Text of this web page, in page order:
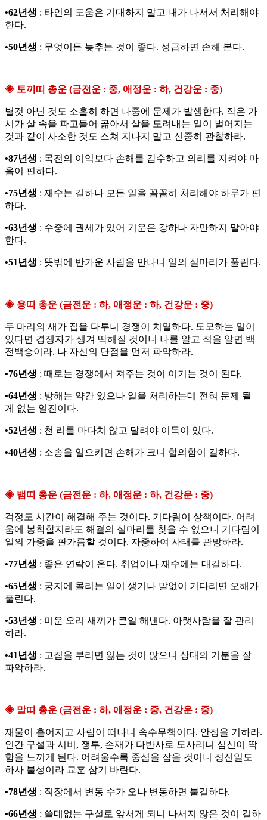
•62년생 : 타인의 도움은 기대하지 말고 내가 나서서 처리해야
한다.
•50년생 : 무엇이든 늦추는 것이 좋다. 성급하면 손해 본다.
◈ 토끼띠 총운 (금전운 : 중, 애정운 : 하, 건강운 : 중)
별것 아닌 것도 소홀히 하면 나중에 문제가 발생한다. 작은 가
시가 살 속을 파고들어 곪아서 살을 도려내는 일이 벌어지는
것과 같이 사소한 것도 스쳐 지나지 말고 신중히 관찰하라.
•87년생 : 목전의 이익보다 손해를 감수하고 의리를 지켜야 마
음이 편하다.
•75년생 : 재수는 길하나 모든 일을 꼼꼼히 처리해야 하루가 편
하다.
•63년생 : 수중에 권세가 있어 기운은 강하나 자만하지 말아야
한다.
•51년생 : 뜻밖에 반가운 사람을 만나니 일의 실마리가 풀린다.
◈ 용띠 총운 (금전운 : 하, 애정운 : 하, 건강운 : 중)
두 마리의 새가 집을 다투니 경쟁이 치열하다. 도모하는 일이
있다면 경쟁자가 생겨 딱해질 것이니 나를 알고 적을 알면 백
전백승이라. 나 자신의 단점을 먼저 파악하라.
•76년생 : 때로는 경쟁에서 져주는 것이 이기는 것이 된다.
•64년생 : 방해는 약간 있으나 일을 처리하는데 전혀 문제 될
게 없는 일진이다.
•52년생 : 천 리를 마다치 않고 달려야 이득이 있다.
•40년생 : 소송을 일으키면 손해가 크니 합의함이 길하다.
◈ 뱀띠 총운 (금전운 : 하, 애정운 : 하, 건강운 : 중)
걱정도 시간이 해결해 주는 것이다. 기다림이 상책이다. 어려
움에 봉착할지라도 해결의 실마리를 찾을 수 없으니 기다림이
일의 가중을 판가름할 것이다. 자중하여 사태를 관망하라.
•77년생 : 좋은 연락이 온다. 취업이나 재수에는 대길하다.
•65년생 : 궁지에 몰리는 일이 생기나 말없이 기다리면 오해가
풀린다.
•53년생 : 미운 오리 새끼가 큰일 해낸다. 아랫사람을 잘 관리
하라.
•41년생 : 고집을 부리면 잃는 것이 많으니 상대의 기분을 잘
파악하라.
◈ 말띠 총운 (금전운 : 하, 애정운 : 중, 건강운 : 중)
재물이 흩어지고 사람이 떠나니 속수무책이다. 안정을 기하라.
인간 구설과 시비, 쟁투, 손재가 다반사로 도사리니 심신이 딱
함을 느끼게 된다. 어려울수록 중심을 잡을 것이니 정신일도
하사 불성이라 교훈 삼기 바란다.
•78년생 : 직장에서 변동 수가 오나 변동하면 불길하다.
•66년생 : 쓸데없는 구설로 앞서게 되니 나서지 않은 것이 길하